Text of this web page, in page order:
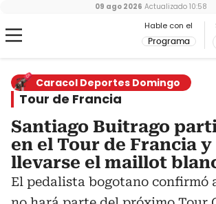
Hable con el
Programa
09 ago 2026 Actualizado 10:58
Caracol Deportes Domingo
Tour de Francia
Santiago Buitrago
en el Tour de Francia
llevarse el maillot
El pedalista bogotano confirmó